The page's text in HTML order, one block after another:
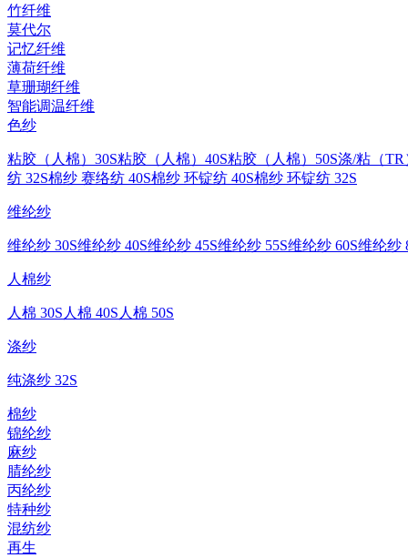
竹纤维
莫代尔
记忆纤维
薄荷纤维
草珊瑚纤维
智能调温纤维
色纱
粘胶（人棉）30S粘胶（人棉）40S粘胶（人棉）50S涤/粘（TR
纺 32S棉纱 赛络纺 40S棉纱 环锭纺 40S棉纱 环锭纺 32S
维纶纱
维纶纱 30S维纶纱 40S维纶纱 45S维纶纱 55S维纶纱 60S维纶纱
人棉纱
人棉 30S 人棉 40S 人棉 50S
涤纱
纯涤纱 32S
棉纱
锦纶纱
麻纱
腈纶纱
丙纶纱
特种纱
混纺纱
再生